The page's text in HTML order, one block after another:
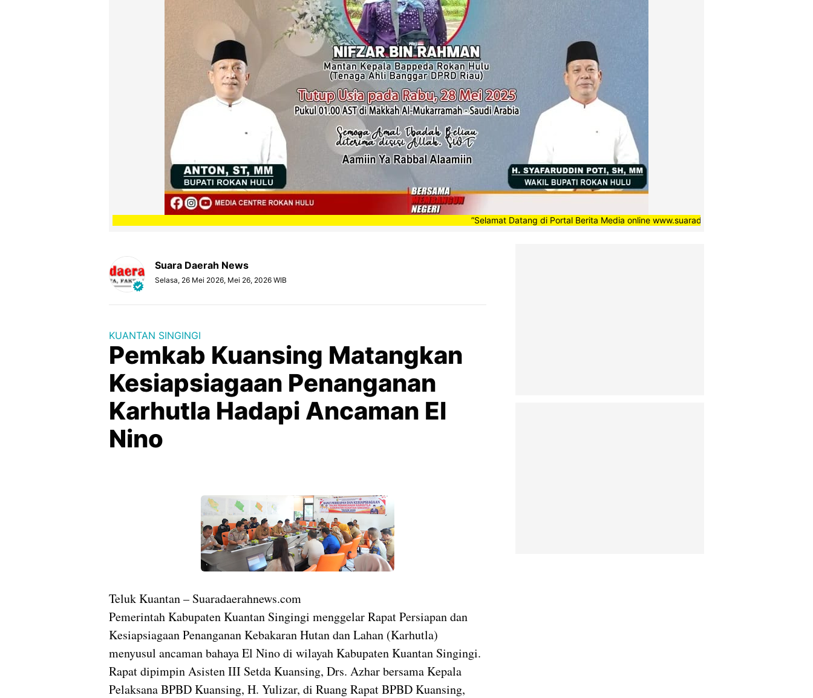
”Selamat Datang di Portal Berita Media online www.suaradaerahnews.com, semoga setiap
Suara Daerah News
Selasa, 26 Mei 2026, Mei 26, 2026 WIB
KUANTAN SINGINGI
Pemkab Kuansing Matangkan
Kesiapsiagaan Penanganan
Karhutla Hadapi Ancaman El
Nino
Teluk Kuantan – Suaradaerahnews.com
Pemerintah Kabupaten Kuantan Singingi menggelar Rapat Persiapan dan
Kesiapsiagaan Penanganan Kebakaran Hutan dan Lahan (Karhutla)
menyusul ancaman bahaya El Nino di wilayah Kabupaten Kuantan Singingi.
Rapat dipimpin Asisten III Setda Kuansing, Drs. Azhar bersama Kepala
Pelaksana BPBD Kuansing, H. Yulizar, di Ruang Rapat BPBD Kuansing,